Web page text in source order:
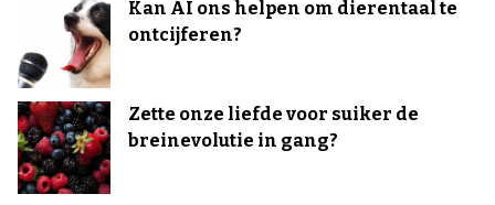
Kan AI ons helpen om dierentaal te
ontcijferen?
Zette onze liefde voor suiker de
breinevolutie in gang?